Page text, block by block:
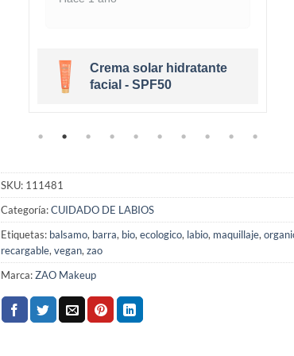
Crema solar hidratante
facial - SPF50
SKU: 111481
Categoría:CUIDADO DE LABIOS
Etiquetas: balsamo, barra, bio, ecologico, labio, maquillaje,
recargable, vegan, zao
Marca:ZAO Makeup